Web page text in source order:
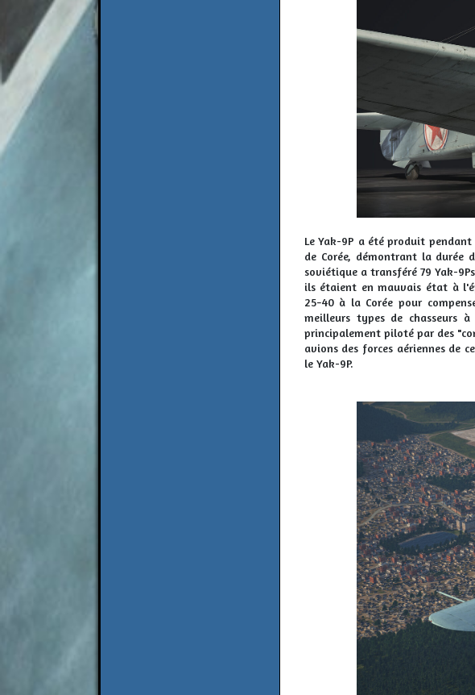
Le Yak-9P a été produit
de Corée, démontrant la durée
soviétique a transféré 79 Yak-
ils étaient en mauvais état à
25−40 à la Corée pour
meilleurs types de chasseurs
principalement piloté par des
avions des forces aériennes de
le Yak-9P.